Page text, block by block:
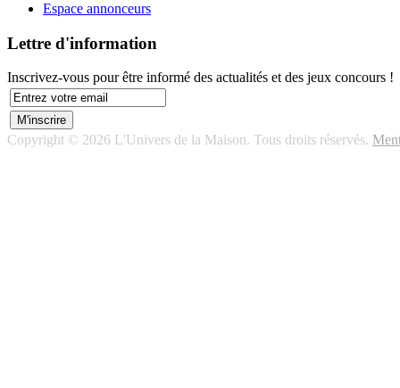
Espace annonceurs
Lettre d'information
Inscrivez-vous pour être informé des actualités et des jeux concours !
Copyright © 2026 L'Univers de la Maison. Tous droits réservés.